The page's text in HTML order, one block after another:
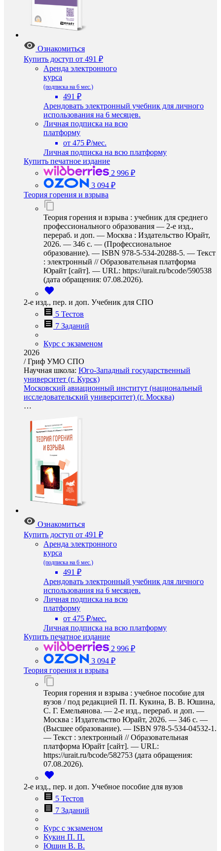
Ознакомиться
Купить доступ от 491 ₽
Аренда электронного
курса
(подписка на 6 мес.)
491 ₽
Арендовать электронный учебник для личного
использования на 6 месяцев.
Личная подписка на всю
платформу
от 475 ₽/мес.
Личная подписка на всю платформу
Купить печатное издание
2 996 ₽
3 094 ₽
Теория горения и взрыва
Теория горения и взрыва : учебник для среднего
профессионального образования — 2-е изд.,
перераб. и доп. — Москва : Издательство Юрайт,
2026. — 346 с. — (Профессиональное
образование). — ISBN 978-5-534-20288-5. — Текст
: электронный // Образовательная платформа
Юрайт [сайт]. — URL: https://urait.ru/bcode/590538
(дата обращения: 07.08.2026).
2-е изд., пер. и доп. Учебник для СПО
5 Тестов
7 Заданий
Курс с экзаменом
2026
/Гриф УМО СПО
Научная школа: Юго-Западный государственный
университет (г. Курск)
Московский авиационный институт (национальный
исследовательский университет) (г. Москва)
…
Ознакомиться
Купить доступ от 491 ₽
Аренда электронного
курса
(подписка на 6 мес.)
491 ₽
Арендовать электронный учебник для личного
использования на 6 месяцев.
Личная подписка на всю
платформу
от 475 ₽/мес.
Личная подписка на всю платформу
Купить печатное издание
2 996 ₽
3 094 ₽
Теория горения и взрыва
Теория горения и взрыва : учебное пособие для
вузов / под редакцией П. П. Кукина, В. В. Юшина,
С. Г. Емельянова. — 2-е изд., перераб. и доп. —
Москва : Издательство Юрайт, 2026. — 346 с. —
(Высшее образование). — ISBN 978-5-534-04532-1.
— Текст : электронный // Образовательная
платформа Юрайт [сайт]. — URL:
https://urait.ru/bcode/582753 (дата обращения:
07.08.2026).
2-е изд., пер. и доп. Учебное пособие для вузов
5 Тестов
7 Заданий
Курс с экзаменом
Кукин П. П.
Юшин В. В.